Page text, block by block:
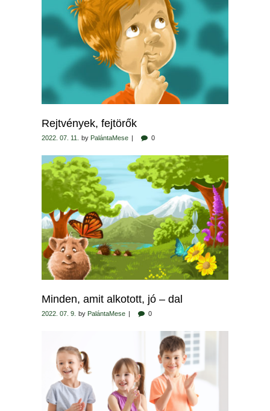
Rejtvények, fejtörők
2022. 07. 11. by PalántaMese 0
Minden, amit alkotott, jó – dal
2022. 07. 9. by PalántaMese 0